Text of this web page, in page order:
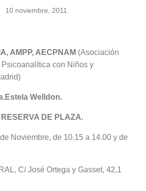
10 noviembre, 2011
AMPP, AECPNAM (Asociación
con Niños y
Welldon.
DE PLAZA.
Noviembre, de 10.15 a 14.00 y de
C/ José Ortega y Gasset, 42,1